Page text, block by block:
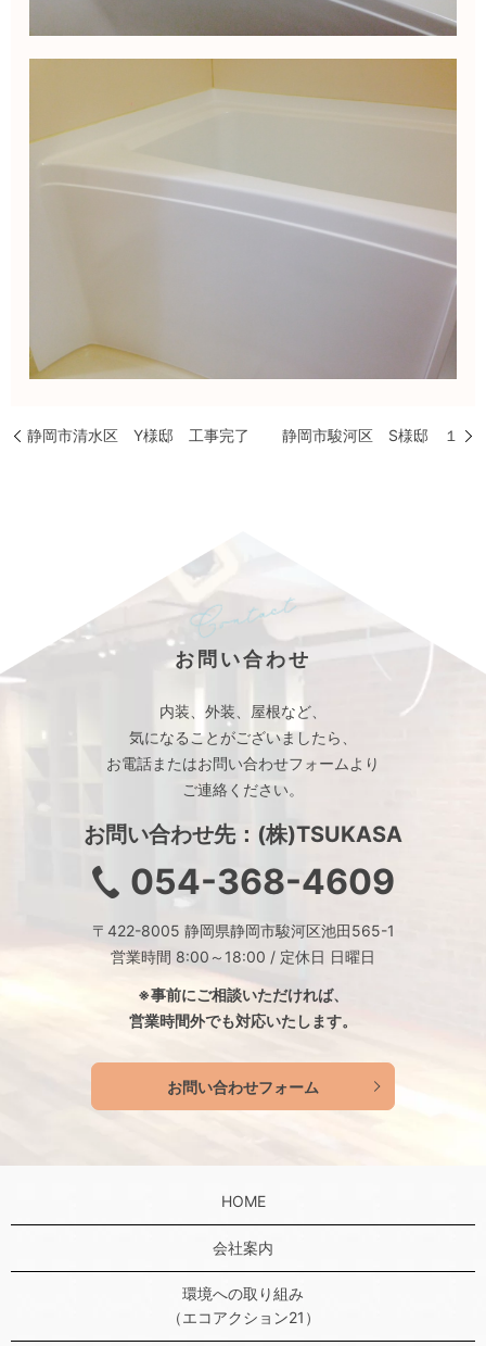
静岡市清水区 Y様邸 工事完了 静岡市駿河区 S様邸 １
お問い合わせ
内装、外装、屋根など、
気になることがございましたら、
お電話またはお問い合わせフォームより
ご連絡ください。
お問い合わせ先：(株)TSUKASA
054-368-4609
〒422-8005 静岡県静岡市駿河区池田565-1
営業時間 8:00～18:00 / 定休日 日曜日
※事前にご相談いただければ、
営業時間外でも対応いたします。
お問い合わせフォーム
HOME
会社案内
環境への取り組み
（エコアクション21）